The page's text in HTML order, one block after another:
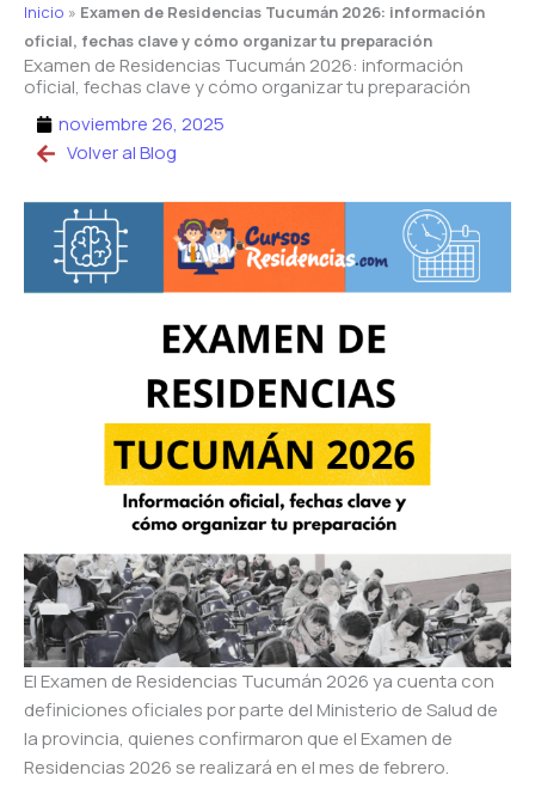
Inicio » Examen de Residencias Tucumán 2026: información
oficial, fechas clave y cómo organizar tu preparación
Examen de Residencias Tucumán 2026: información
oficial, fechas clave y cómo organizar tu preparación
noviembre 26, 2025
Volver al Blog
El Examen de Residencias Tucumán 2026 ya cuenta con
definiciones oficiales por parte del Ministerio de Salud de
la provincia, quienes confirmaron que el Examen de
Residencias 2026 se realizará en el mes de febrero.